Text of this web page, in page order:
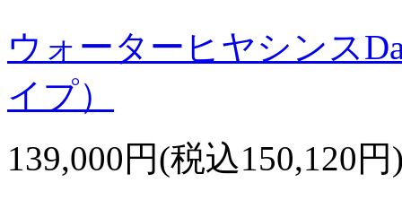
ウォーターヒヤシンス
イプ）
139,000円(税込150,120円